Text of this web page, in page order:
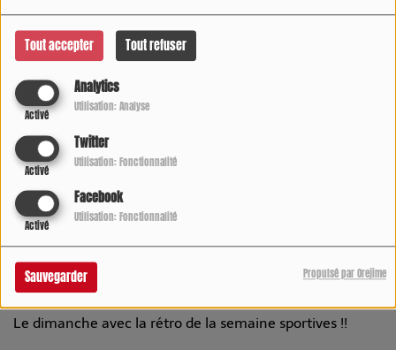
Tout accepter Tout refuser
Analytics
Activé
Utilisation: Analyse
Twitter
Activé
Utilisation: Fonctionnalité
Facebook
Activé
Utilisation: Fonctionnalité
Sauvegarder Propulsé par Orejime
05 JANVIER 2025 - 10595 VUES
Écouter le podcast Télécharger le podcast
Le dimanche avec la rétro de la semaine sportives !!